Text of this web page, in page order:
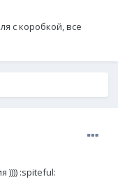
с коробкой, все
)))) :spiteful: